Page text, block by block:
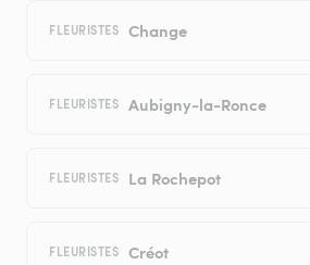
FLEURISTES Change
FLEURISTES Aubigny-la-Ronce
FLEURISTES La Rochepot
FLEURISTES Créot